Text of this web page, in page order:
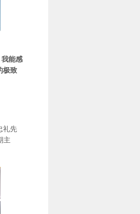
能感
极致
礼先
主